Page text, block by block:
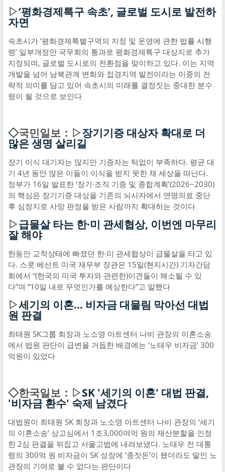
▷‘평화경제특구 속초’, 글로벌 도시로 발전하
자면
속초시가 ‘평화경제특별구역의 지정 및 운영에 관한 법률 시행
령’ 일부개정안 국무회의 통과로 평화경제특구 대상지로 추가
지정되며, 글로벌 도시로의 전환점을 맞이하고 있다. 이는 지역
개발을 넘어 남북관계 변화와 접경지역 발전이라는 이중의 전
략적 의미를 담고 있어 속초시의 미래를 결정짓는 중대한 분수
령이 될 것으로 보인다
◇국민일보：▷장기기증 대상자 확대로 더
많은 생명 살리길
장기 이식 대기자는 많지만 기증자는 턱없이 부족하다. 평균 대
기 4년 동안 많은 이들이 이식을 받지 못한 채 세상을 떠난다.
정부가 16일 발표한 ‘장기·조직 기증 및 종합계획’(2026~2030)
의 핵심은 장기기증 대상을 기존의 뇌사자에서 연명의료 중단
후 심정지로 사망 판정을 받은 사람까지 확대하는 것이다
▷급물살 타는 한·미 관세협상, 이번엔 마무리
잘 해야
한동안 교착상태에 빠졌던 한·미 관세협상이 급물살을 타고 있
다. 스콧 베선트 미국 재무부 장관은 15일(현지시간) 기자간담
회에서 “(한국의 미국 투자와 관련한)이견들이 해소될 수 있
다”며 “10일 내로 무엇인가를 예상한다”고 말했다
▷세기의 이혼… 비자금 대물림 막아선 대법
원 판결
최태원 SK그룹 회장과 노소영 아트센터 나비 관장의 이혼소송
에서 법원 판단이 급변을 거듭한 배경에는 ‘노태우 비자금’ 300
억원이 있었다
◇한국일보：▷SK '세기의 이혼' 대법 판결,
'비자금 환수' 숙제 남겼다
대법원이 최태원 SK 회장과 노소영 아트센터 나비 관장의 ‘세기
의 이혼소송’ 상고심에서 1조3,000여억 원의 재산분할을 인정
한 2심 판결을 뒤집고 서울고법에 내려보냈다. 노태우 전 대통
령의 300억 원 비자금이 SK 성장에 ‘종잣돈’이 됐더라도 딸인 노
관장의 기여로 볼 수 없다는 판단이다